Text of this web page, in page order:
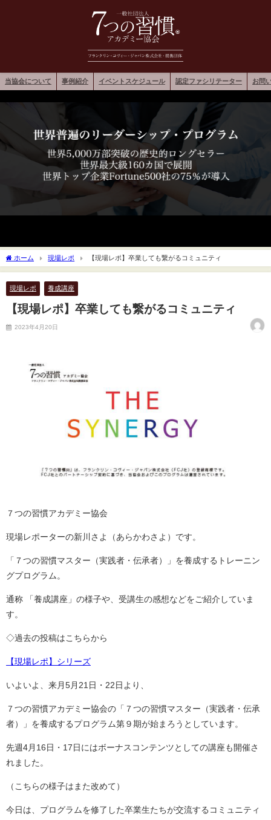
当協会について 事例紹介 イベントスケジュール 認定ファシリテーター お問
ホーム 現場レポ 【現場レポ】卒業しても繋がるコミュニティ
現場レポ 養成講座
【現場レポ】卒業しても繋がるコミュニティ
2023年4月20日
７つの習慣アカデミー協会
現場レポーターの新川さよ（あらかわさよ）です。
「７つの習慣マスター（実践者・伝承者）」を養成するトレーニン
グプログラム。
通称 「養成講座」の様子や、受講生の感想などをご紹介していま
す。
◇過去の投稿はこちらから
【現場レポ】シリーズ
いよいよ、来月5月21日・22日より、
７つの習慣アカデミー協会の「７つの習慣マスター（実践者・伝承
者）」を養成するプログラム第９期が始まろうとしています。
先週4月16日・17日にはボーナスコンテンツとしての講座も開催さ
れました。
（こちらの様子はまた改めて）
今日は、プログラムを修了した卒業生たちが交流するコミュニティ